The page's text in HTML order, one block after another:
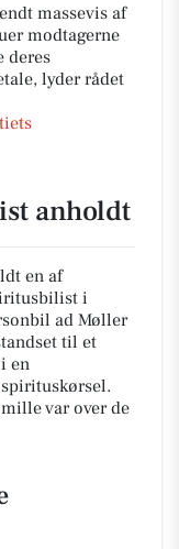
massevis af
modtagerne
deres
lyder rådet
anholdt
en af
i
ad Møller
til et
en
var over de